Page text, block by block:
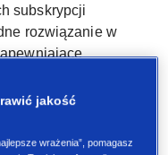
subskrypcji
rozwiązanie w
oraz stałe
jakość
wrażenia”, pomagasz